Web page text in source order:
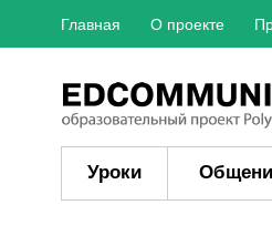
Главная О проекте
Уроки